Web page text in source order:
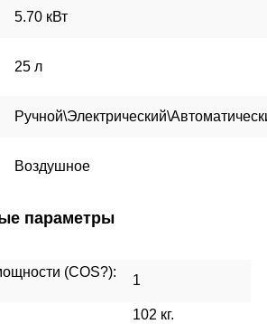
5.70 кВт
25 л
Воздушное
параметры
(COS?):
1
102 кг.